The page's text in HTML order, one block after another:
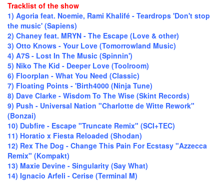
Tracklist of the show
1) Agoria feat. Noemie, Rami Khalifé - Teardrops 'Don't stop
the music' (Sapiens)
2) Chaney feat. MRYN - The Escape (Love & other)
3) Otto Knows - Your Love (Tomorrowland Music)
4) A7S - Lost In The Music (Spinnin')
5) Niko The Kid - Deeper Love (Toolroom)
6) Floorplan - What You Need (Classic)
7) Floating Points - 'Birth4000 (Ninja Tune)
8) Dave Clarke - Wisdom To The Wise (Skint Records)
9) Push - Universal Nation "Charlotte de Witte Rework"
(Bonzai)
10) Dubfire - Escape "Truncate Remix" (SCI+TEC)
11) Horatio x Fiesta Reloaded (Shodan)
12) Rex The Dog - Change This Pain For Ecstasy "Azzecca
Remix" (Kompakt)
13) Maxie Devine - Singularity (Say What)
14) Ignacio Arfeli - Cerise (Terminal M)